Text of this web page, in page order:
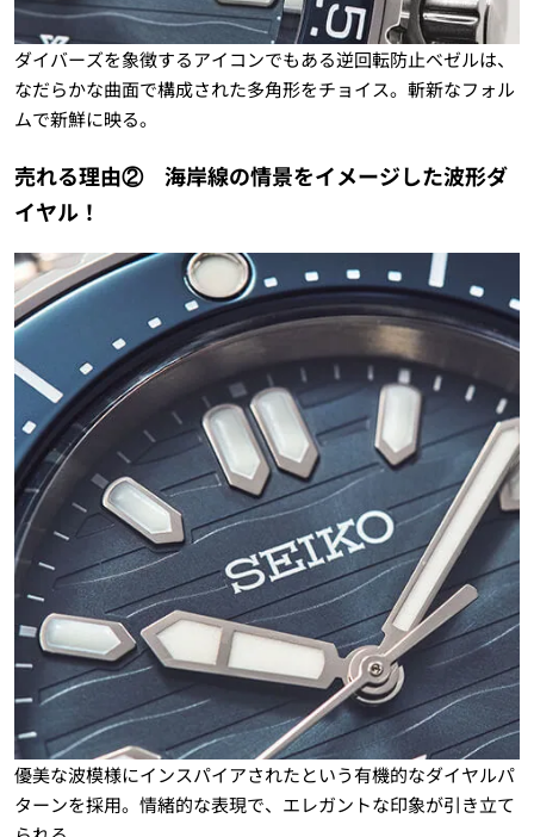
ダイバーズを象徴するアイコンでもある逆回転防止ベゼルは、
なだらかな曲面で構成された多角形をチョイス。斬新なフォル
ムで新鮮に映る。
売れる理由② 海岸線の情景をイメージした波形ダ
イヤル！
優美な波模様にインスパイアされたという有機的なダイヤルパ
ターンを採用。情緒的な表現で、エレガントな印象が引き立て